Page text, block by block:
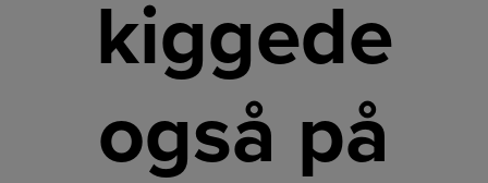
kiggede
også på